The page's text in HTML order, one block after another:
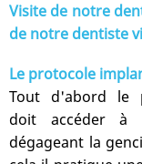
Visite de notre
de notre dentiste
Le protocole
Tout d'abord le
doit accéder à
dégageant la